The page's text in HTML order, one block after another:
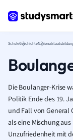
SchuleGeschichte
Die Boulanger-Krise
Politik Ende des 19.
und Fall von General
als eine Mischung
Unzufriedenheit mit